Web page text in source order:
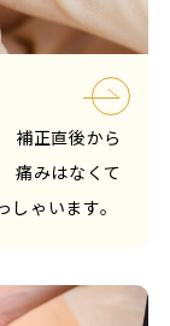
補正直後から
痛みはなくて
ゃいます。